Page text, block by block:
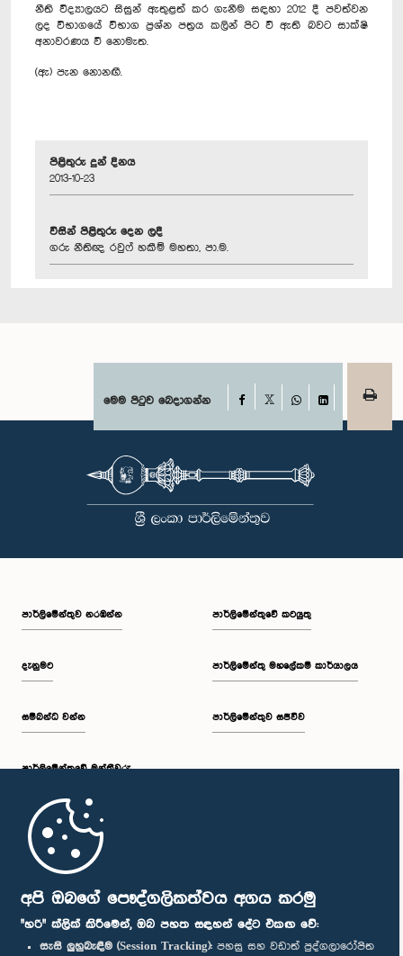
අපි ඔබගේ පෞද්ගලිකත්වය අගය කරමු
"හරි" ක්ලික් කිරීමෙන්, ඔබ පහත සඳහන් දේට එකඟ වේ:
සැසි ලුහුබැඳීම (Session Tracking): පහසු සහ වඩාත් පුද්ගලාරෝපිත
නීති විද්‍යාලයට සිසුන් ඇතුළත් කර ගැනීම සඳහා 2012 දී පවත්වන
ලද විභාගයේ විභාග ප්‍රශ්න පත්‍රය කලින් පිට වී ඇති බවට සාක්ෂි
අනාවරණය වී නොමැත.
(ඇ) පැන නොනඟී.
පිළිතුරු දුන් දිනය
2013-10-23
විසින් පිළිතුරු දෙන ලදී
ගරු නීතිඥ රවුෆ් හකීම් මහතා, පා.ම.
මෙම පිටුව බෙදාගන්න Facebook
WhatsAppLinkedIn
පාර්ලි‌මේන්තුව නරඹන්න
දැනුමට
සම්බන්ධ වන්න
පාර්ලි‌මේන්තුවේ මන්ත්‍රීවරු
මුල් පිටුව
පාර්ලිමේන්තුවේ කටයුතු
පාර්ලිමේන්තු මහලේකම් කාර්යාලය
පාර්ලිමේන්තුව සජීවීව
පාර්ලිමේන්තු ජංගම යෙදුම